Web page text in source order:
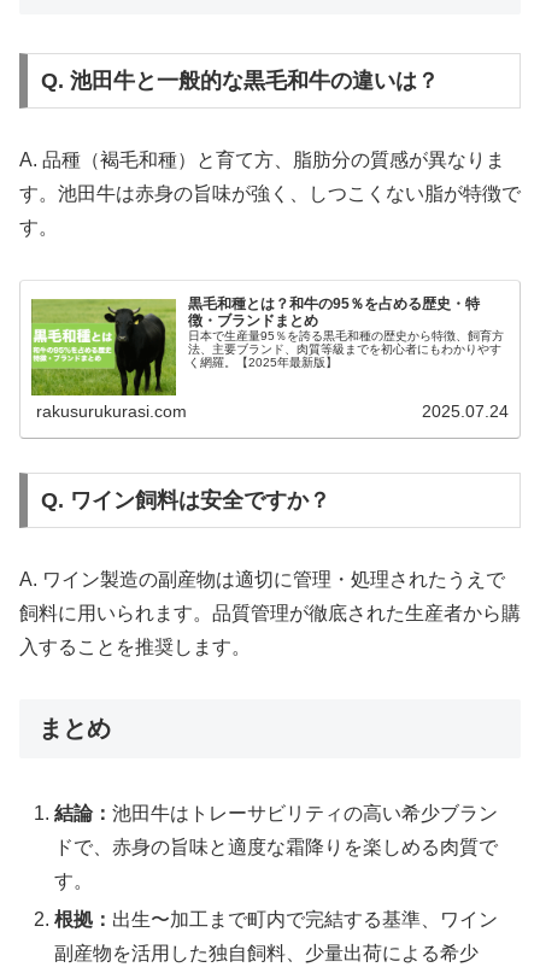
Q. 池田牛と一般的な黒毛和牛の違いは？
A. 品種（褐毛和種）と育て方、脂肪分の質感が異なりま
す。池田牛は赤身の旨味が強く、しつこくない脂が特徴で
す。
黒毛和種とは？和牛の95％を占める歴史・特
徴・ブランドまとめ
日本で生産量95％を誇る黒毛和種の歴史から特徴、飼育方
法、主要ブランド、肉質等級までを初心者にもわかりやす
く網羅。【2025年最新版】
rakusurukurasi.com 2025.07.24
Q. ワイン飼料は安全ですか？
A. ワイン製造の副産物は適切に管理・処理されたうえで
飼料に用いられます。品質管理が徹底された生産者から購
入することを推奨します。
まとめ
結論：池田牛はトレーサビリティの高い希少ブラン
ドで、赤身の旨味と適度な霜降りを楽しめる肉質で
す。
根拠： 出生〜加工まで町内で完結する基準、ワイン
副産物を活用した独自飼料、少量出荷による希少